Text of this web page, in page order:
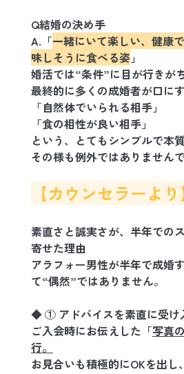
Q結婚の決め手
A.「一緒にいて楽しい、健康
味しそうに食べる姿」
婚活では“条件”に目が行きが
最終的に多くの成婚者が口にす
「自然体でいられる相手」
「食の相性が良い相手」
という、とてもシンプルで本
その様も例外ではありませんで
【カウンセラーより
素直さと誠実さが、半年での
寄せた理由
アラフォー男性が半年で成婚
て“偶然”ではありません。
◆ ① アドバイスを素直に受け
ご入会時にお伝えした「写真
行。
お見合いも積極的にOKを出し